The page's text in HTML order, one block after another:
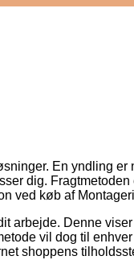
En yndling er
dig.
ved køb af
arbejde. Denne
vil dog til
shoppens